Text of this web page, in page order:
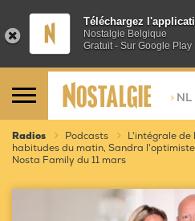
Téléchargez
Nostalgie Belgique
Gratuit - Sur Google Play
> NL
Radios Podcasts L'intégrale de
habitudes du matin, Sandra
Nosta Family du 11 mars